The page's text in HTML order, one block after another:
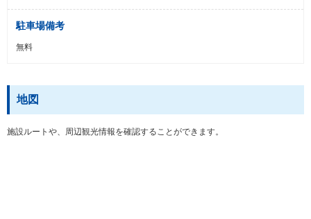
駐車場備考
無料
地図
施設ルートや、周辺観光情報を確認することができます。